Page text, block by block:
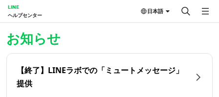
LINE
ヘルプセンター
日本語
お知らせ
【終了】LINEラボでの「ミュートメッセージ」
提供